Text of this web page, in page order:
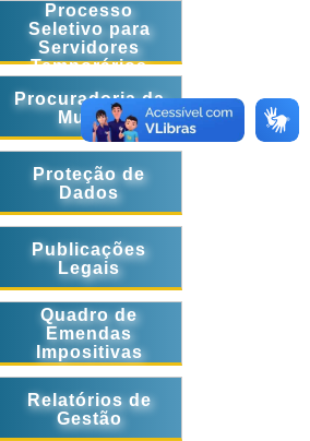
Processo
Seletivo para
Servidores
Temporários
Procuradoria da
Mulher
Proteção de
Dados
Publicações
Legais
Quadro de
Emendas
Impositivas
Relatórios de
Gestão